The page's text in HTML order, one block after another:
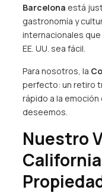
Barcelona está
gastronomía y
internacionales que
EE. UU. sea fácil.
Para nosotros, la
perfecto: un retiro
rápido a la
deseemos.
Nuestro